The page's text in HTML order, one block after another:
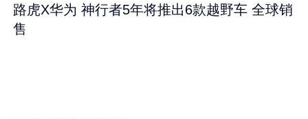
路虎X华为 神行者5年将推出6款越野车 全球销
售